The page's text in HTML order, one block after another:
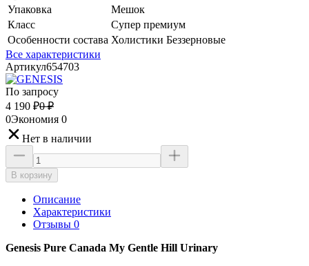
Упаковка
Мешок
Класс
Супер премиум
Особенности состава Холистики Беззерновые
Все характеристики
Артикул654703
По запросу
4 190 ₽0 ₽
0Экономия 0
Нет в наличии
В корзину
Описание
Характеристики
Отзывы 0
Genesis Pure Canada My Gentle Hill Urinary